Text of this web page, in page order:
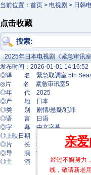
当前位置： 首页 > 电视剧 > 日韩
点击收藏
搜索:
亲
经过不懈努力
线，敬请新老
2025年日本电视剧《紧急审讯
发布时间：2026-01-01 14:16:52
◎译 名 緊急取調室 5th
◎片 名 紧急审讯室5
◎年 代 2025
◎产 地 日本
◎类 别 剧情/悬疑/犯罪
◎语 言 日语
◎字 幕 中文字幕
◎上映日期 2025-10-16(日本)
◎片 长 50分钟
◎导 演 常广丈太
◎主 演 天海祐希
田中哲司